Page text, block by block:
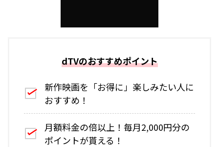
dTVのおすすめポイント
新作映画を「お得に」楽しみたい人に
おすすめ！
月額料金の倍以上！毎月2,000円分の
ポイントが貰える！